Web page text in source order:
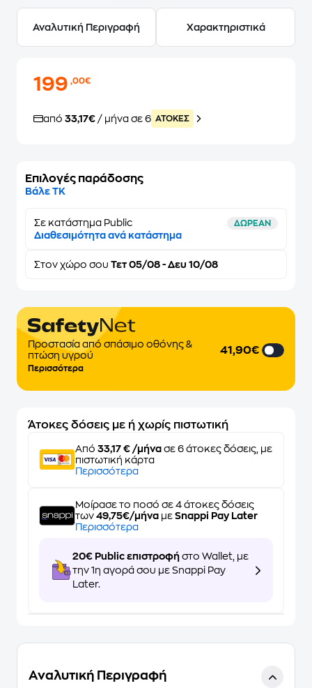
Αναλυτική Περιγραφή Χαρακτηριστικά
199,00€
από 33,17€ / μήνα σε 6 ATOKEΣ
Επιλογές παράδοσης
Βάλε ΤΚ
Σε κατάστημα Public ΔΩΡΕΑΝ
Διαθεσιμότητα ανά κατάστημα
Στον χώρο σου Τετ 05/08 - Δευ 10/08
Προστασία από σπάσιμο οθόνης &
πτώση υγρού
Περισσότερα
41,90€
Άτοκες δόσεις με ή χωρίς πιστωτική
Από 33,17 € /μήνα σε 6 άτοκες δόσεις, με
πιστωτική κάρτα
Περισσότερα
Μοίρασε το ποσό σε 4 άτοκες δόσεις
των 49,75€/μήνα με Snappi Pay Later
Περισσότερα
20€ Public επιστροφή στο Wallet, με
την 1η αγορά σου με Snappi Pay
Later.
Αναλυτική Περιγραφή